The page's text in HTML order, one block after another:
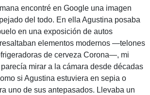
encontré en Google una imagen
del todo. En ella Agustina posaba
en una exposición de autos
elementos modernos —telones
de cerveza Corona—, mi
mirar a la cámara desde décadas
si Agustina estuviera en sepia o
uno de sus antepasados. Llevaba un